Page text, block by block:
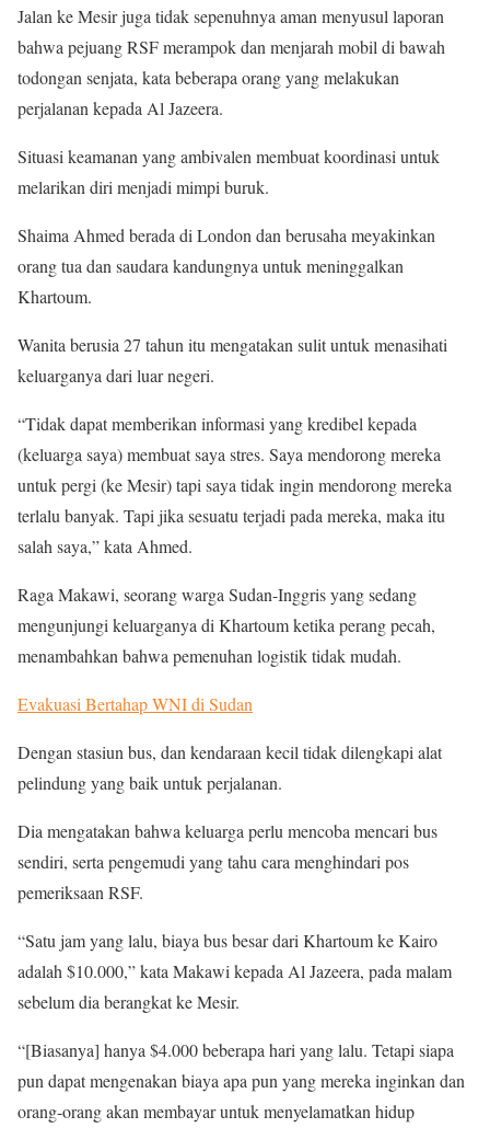
Jalan ke Mesir juga tidak sepenuhnya aman menyusul laporan
bahwa pejuang RSF merampok dan menjarah mobil di bawah
todongan senjata, kata beberapa orang yang melakukan
perjalanan kepada Al Jazeera.
Situasi keamanan yang ambivalen membuat koordinasi untuk
melarikan diri menjadi mimpi buruk.
Shaima Ahmed berada di London dan berusaha meyakinkan
orang tua dan saudara kandungnya untuk meninggalkan
Khartoum.
Wanita berusia 27 tahun itu mengatakan sulit untuk menasihati
keluarganya dari luar negeri.
“Tidak dapat memberikan informasi yang kredibel kepada
(keluarga saya) membuat saya stres. Saya mendorong mereka
untuk pergi (ke Mesir) tapi saya tidak ingin mendorong mereka
terlalu banyak. Tapi jika sesuatu terjadi pada mereka, maka itu
salah saya,” kata Ahmed.
Raga Makawi, seorang warga Sudan-Inggris yang sedang
mengunjungi keluarganya di Khartoum ketika perang pecah,
menambahkan bahwa pemenuhan logistik tidak mudah.
Evakuasi Bertahap WNI di Sudan
Dengan stasiun bus, dan kendaraan kecil tidak dilengkapi alat
pelindung yang baik untuk perjalanan.
Dia mengatakan bahwa keluarga perlu mencoba mencari bus
sendiri, serta pengemudi yang tahu cara menghindari pos
pemeriksaan RSF.
“Satu jam yang lalu, biaya bus besar dari Khartoum ke Kairo
adalah $10.000,” kata Makawi kepada Al Jazeera, pada malam
sebelum dia berangkat ke Mesir.
“[Biasanya] hanya $4.000 beberapa hari yang lalu. Tetapi siapa
pun dapat mengenakan biaya apa pun yang mereka inginkan dan
orang-orang akan membayar untuk menyelamatkan hidup